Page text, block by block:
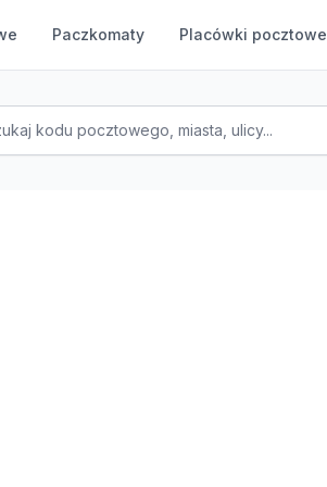
Paczkomaty Placówki pocztowe